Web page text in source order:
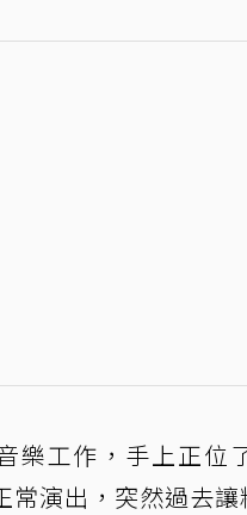
樂工作，手上正位
常演出，突然過去